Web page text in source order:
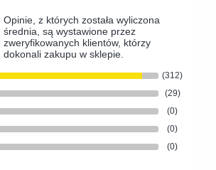
Opinie, z których została wyliczona
średnia, są wystawione przez
zweryfikowanych klientów, którzy
dokonali zakupu w sklepie.
(312)
(29)
(0)
(0)
(0)